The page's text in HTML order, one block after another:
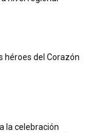
héroes del Corazón
la celebración